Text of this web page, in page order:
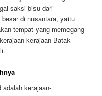
saksi bisu dari
di nusantara, yaitu
tempat yang memegang
kerajaan Batak
kerajaan-